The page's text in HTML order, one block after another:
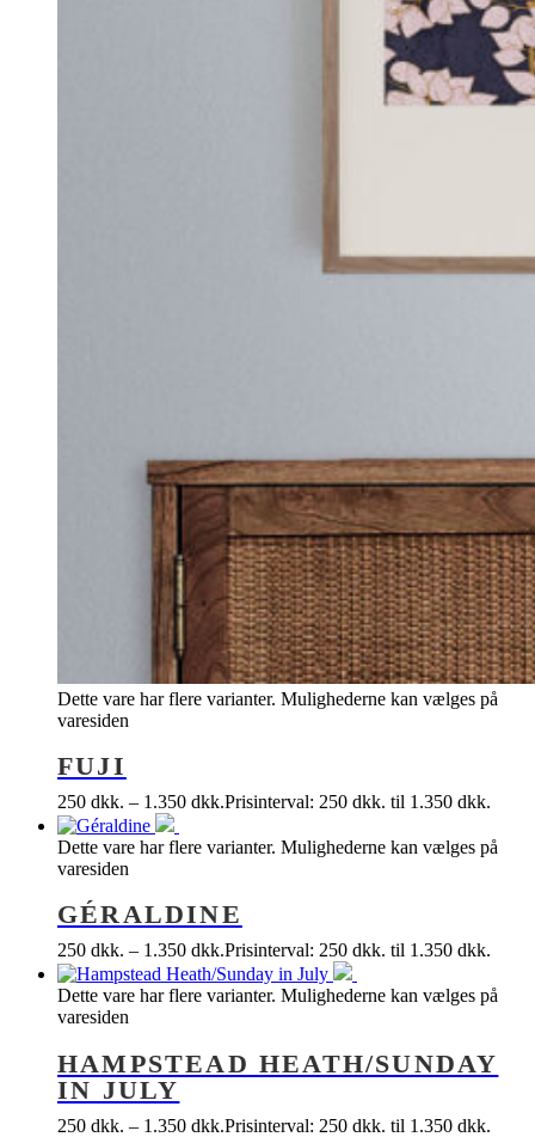
Dette vare har flere varianter. Mulighederne kan vælges på
varesiden
FUJI
250 dkk. – 1.350 dkk.Prisinterval: 250 dkk. til 1.350 dkk.
Dette vare har flere varianter. Mulighederne kan vælges på
varesiden
GÉRALDINE
250 dkk. – 1.350 dkk.Prisinterval: 250 dkk. til 1.350 dkk.
Dette vare har flere varianter. Mulighederne kan vælges på
varesiden
HAMPSTEAD HEATH/SUNDAY
IN JULY
250 dkk. – 1.350 dkk.Prisinterval: 250 dkk. til 1.350 dkk.